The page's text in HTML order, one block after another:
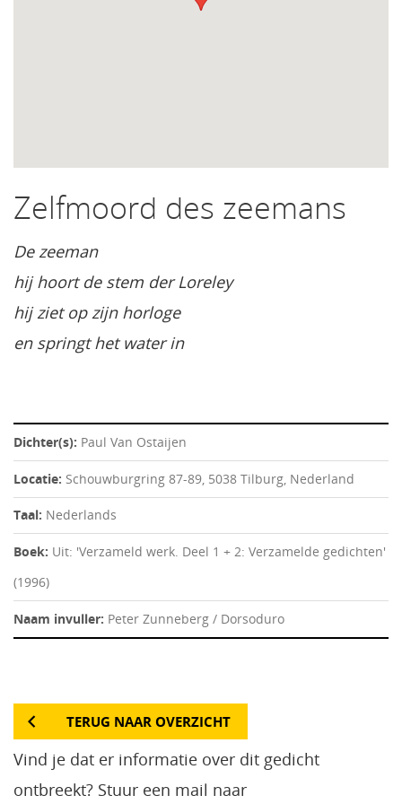
Zelfmoord des zeemans
De zeeman
hij hoort de stem der Loreley
hij ziet op zijn horloge
en springt het water in
Dichter(s): Paul Van Ostaijen
Locatie: Schouwburgring 87-89, 5038 Tilburg, Nederland
Taal: Nederlands
Boek: Uit: 'Verzameld werk. Deel 1 + 2: Verzamelde gedichten'
(1996)
Naam invuller: Peter Zunneberg / Dorsoduro
TERUG NAAR OVERZICHT
Vind je dat er informatie over dit gedicht
ontbreekt? Stuur een mail naar